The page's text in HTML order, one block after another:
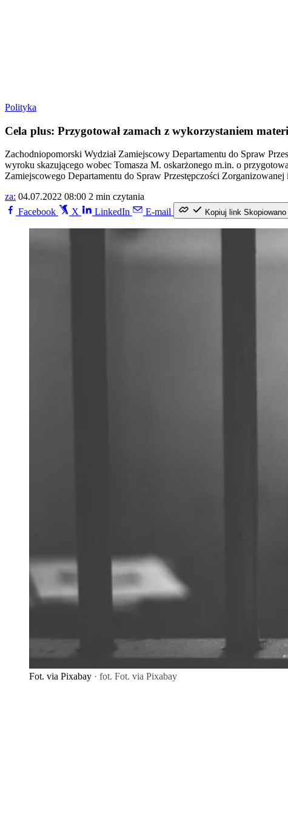
Polityka
Cela plus: Przygotował zamach z wykorzystaniem
Zachodniopomorski Wydział Zamiejscowy Departamentu do Spraw
wyroku skazującego wobec Tomasza M. oskarżonego m.in. o
Zamiejscowego Departamentu do Spraw Przestępczości
za: 04.07.2022 08:00 2 min czytania
Facebook
X LinkedIn E-mail Kopiuj link Skopiowano
Fot. via Pixabay · fot. Fot. via Pixabay